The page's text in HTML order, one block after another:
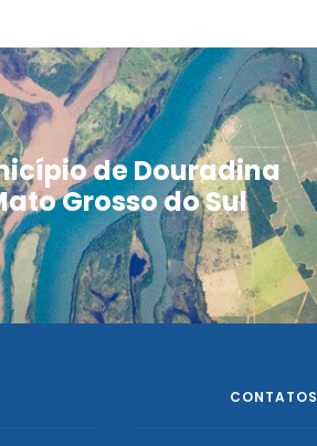
de Douradina
Grosso do Sul
CONTATOS